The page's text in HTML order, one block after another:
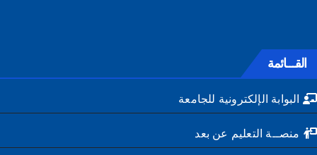
القـــائمة
البوابة الإلكترونية للجامعة
منصــة التعليم عن بعد